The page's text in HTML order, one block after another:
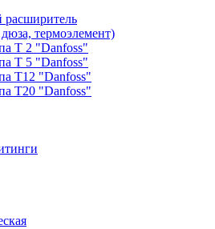
термоэлемент)
Т 2 "Danfoss"
Т 5 "Danfoss"
Т12 "Danfoss"
Т20 "Danfoss"